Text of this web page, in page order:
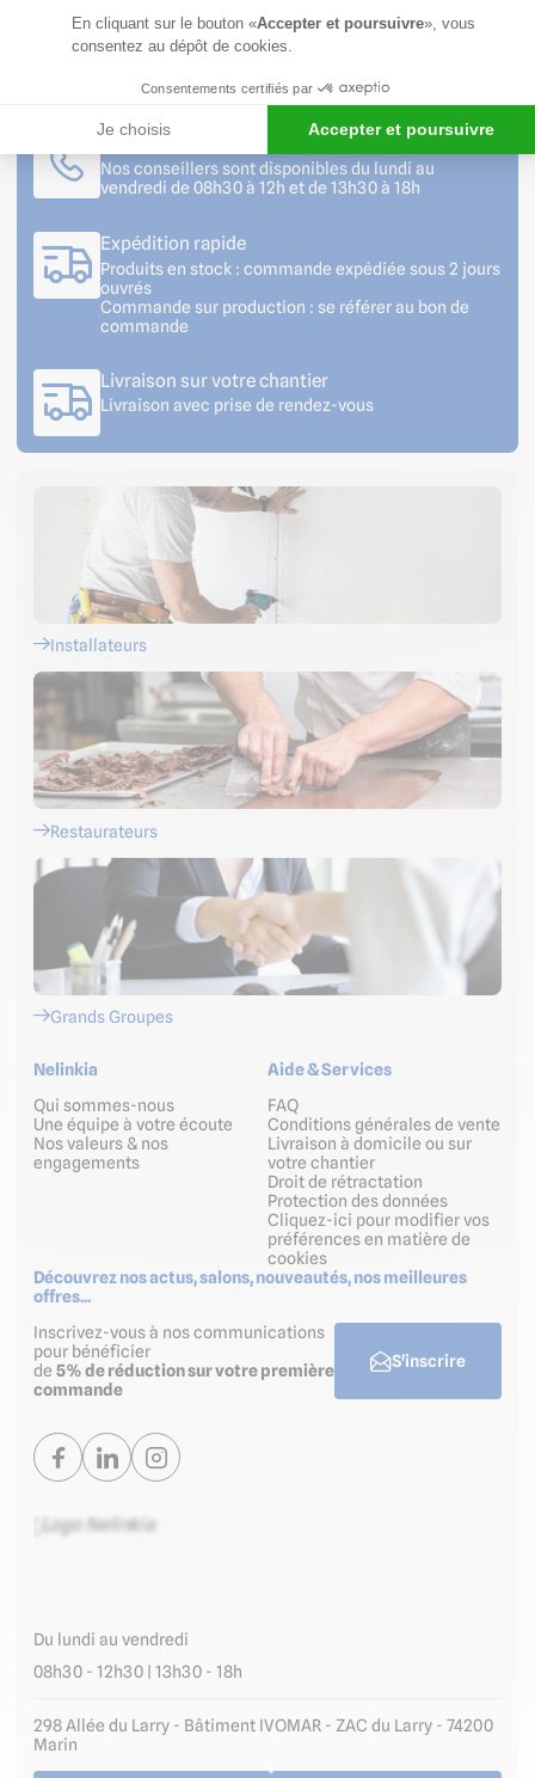
Nos conseillers sont disponibles du lundi au
vendredi de 08h30 à 12h et de 13h30 à 18h
Expédition rapide
Produits en stock : commande expédiée sous 2 jours
ouvrés
Commande sur production : se référer au bon de
commande
Livraison sur votre chantier
Livraison avec prise de rendez-vous
Installateurs
Restaurateurs
Grands Groupes
Du lundi au vendredi
08h30 - 12h30 | 13h30 - 18h
298 Allée du Larry - Bâtiment IVOMAR - ZAC du Larry - 74200
Marin
Nelinkia
Qui sommes-nous
Une équipe à votre écoute
Nos valeurs & nos
engagements
Aide & Services
FAQ
Conditions générales de vente
Livraison à domicile ou sur
votre chantier
Droit de rétractation
Protection des données
Cliquez-ici pour modifier vos
préférences en matière de
cookies
Découvrez nos actus, salons, nouveautés, nos meilleures
offres...
Inscrivez-vous à nos communications
pour bénéficier
de 5% de réduction sur votre première
commande
S'inscrire
En cliquant sur le bouton «Accepter et poursuivre», vous
consentez au dépôt de cookies.
Consentements certifiés par
Je choisis Accepter et poursuivre